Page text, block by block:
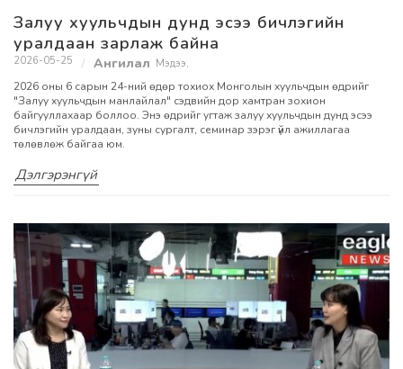
Залуу хуульчдын дунд эсээ бичлэгийн
уралдаан зарлаж байна
2026-05-25 Мэдээ,
2026 оны 6 сарын 24-ний өдөр тохиох Монголын хуульчдын өдрийг
"Залуу хуульчдын манлайлал" сэдвийн дор хамтран зохион
байгууллахаар боллоо. Энэ өдрийг угтаж залуу хуульчдын дунд эсээ
бичлэгийн уралдаан, зуны сургалт, семинар зэрэг үйл ажиллагаа
төлөвлөж байгаа юм.
Дэлгэрэнгүй